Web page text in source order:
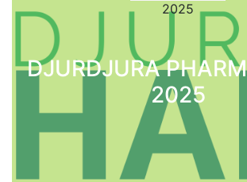
2025
DJURDJURA
2025